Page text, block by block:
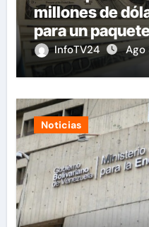
millones de
para un
InfoTV24 Ago
Noticias